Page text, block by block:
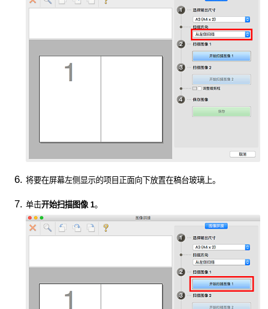
将要在屏幕左侧显示的项目正面向下放置在稿台玻璃上。
单击开始扫描图像 1。